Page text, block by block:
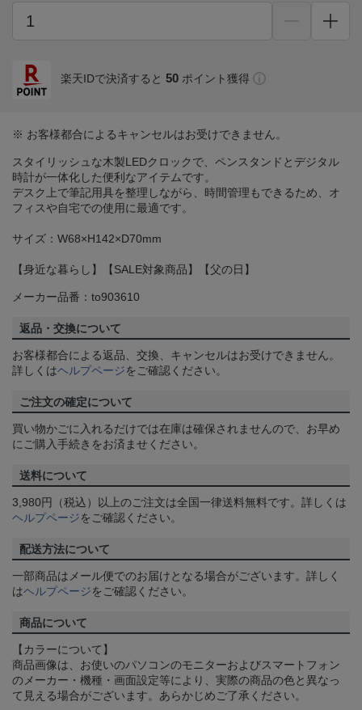
楽天IDで決済すると 50 ポイント獲得
※ お客様都合によるキャンセルはお受けできません。
スタイリッシュな木製LEDクロックで、ペンスタンドとデジタル
時計が一体化した便利なアイテムです。
デスク上で筆記用具を整理しながら、時間管理もできるため、オ
フィスや自宅での使用に最適です。
サイズ：W68×H142×D70mm
【身近な暮らし】【SALE対象商品】【父の日】
メーカー品番：to903610
返品・交換について
お客様都合による返品、交換、キャンセルはお受けできません。
詳しくはヘルプページをご確認ください。
ご注文の確定について
買い物かごに入れるだけでは在庫は確保されませんので、お早め
にご購入手続きをお済ませください。
送料について
3,980円（税込）以上のご注文は全国一律送料無料です。詳しくは
ヘルプページをご確認ください。
配送方法について
一部商品はメール便でのお届けとなる場合がございます。詳しく
はヘルプページをご確認ください。
商品について
【カラーについて】
商品画像は、お使いのパソコンのモニターおよびスマートフォン
のメーカー・機種・画面設定等により、実際の商品の色と異なっ
て見える場合がございます。あらかじめご了承ください。